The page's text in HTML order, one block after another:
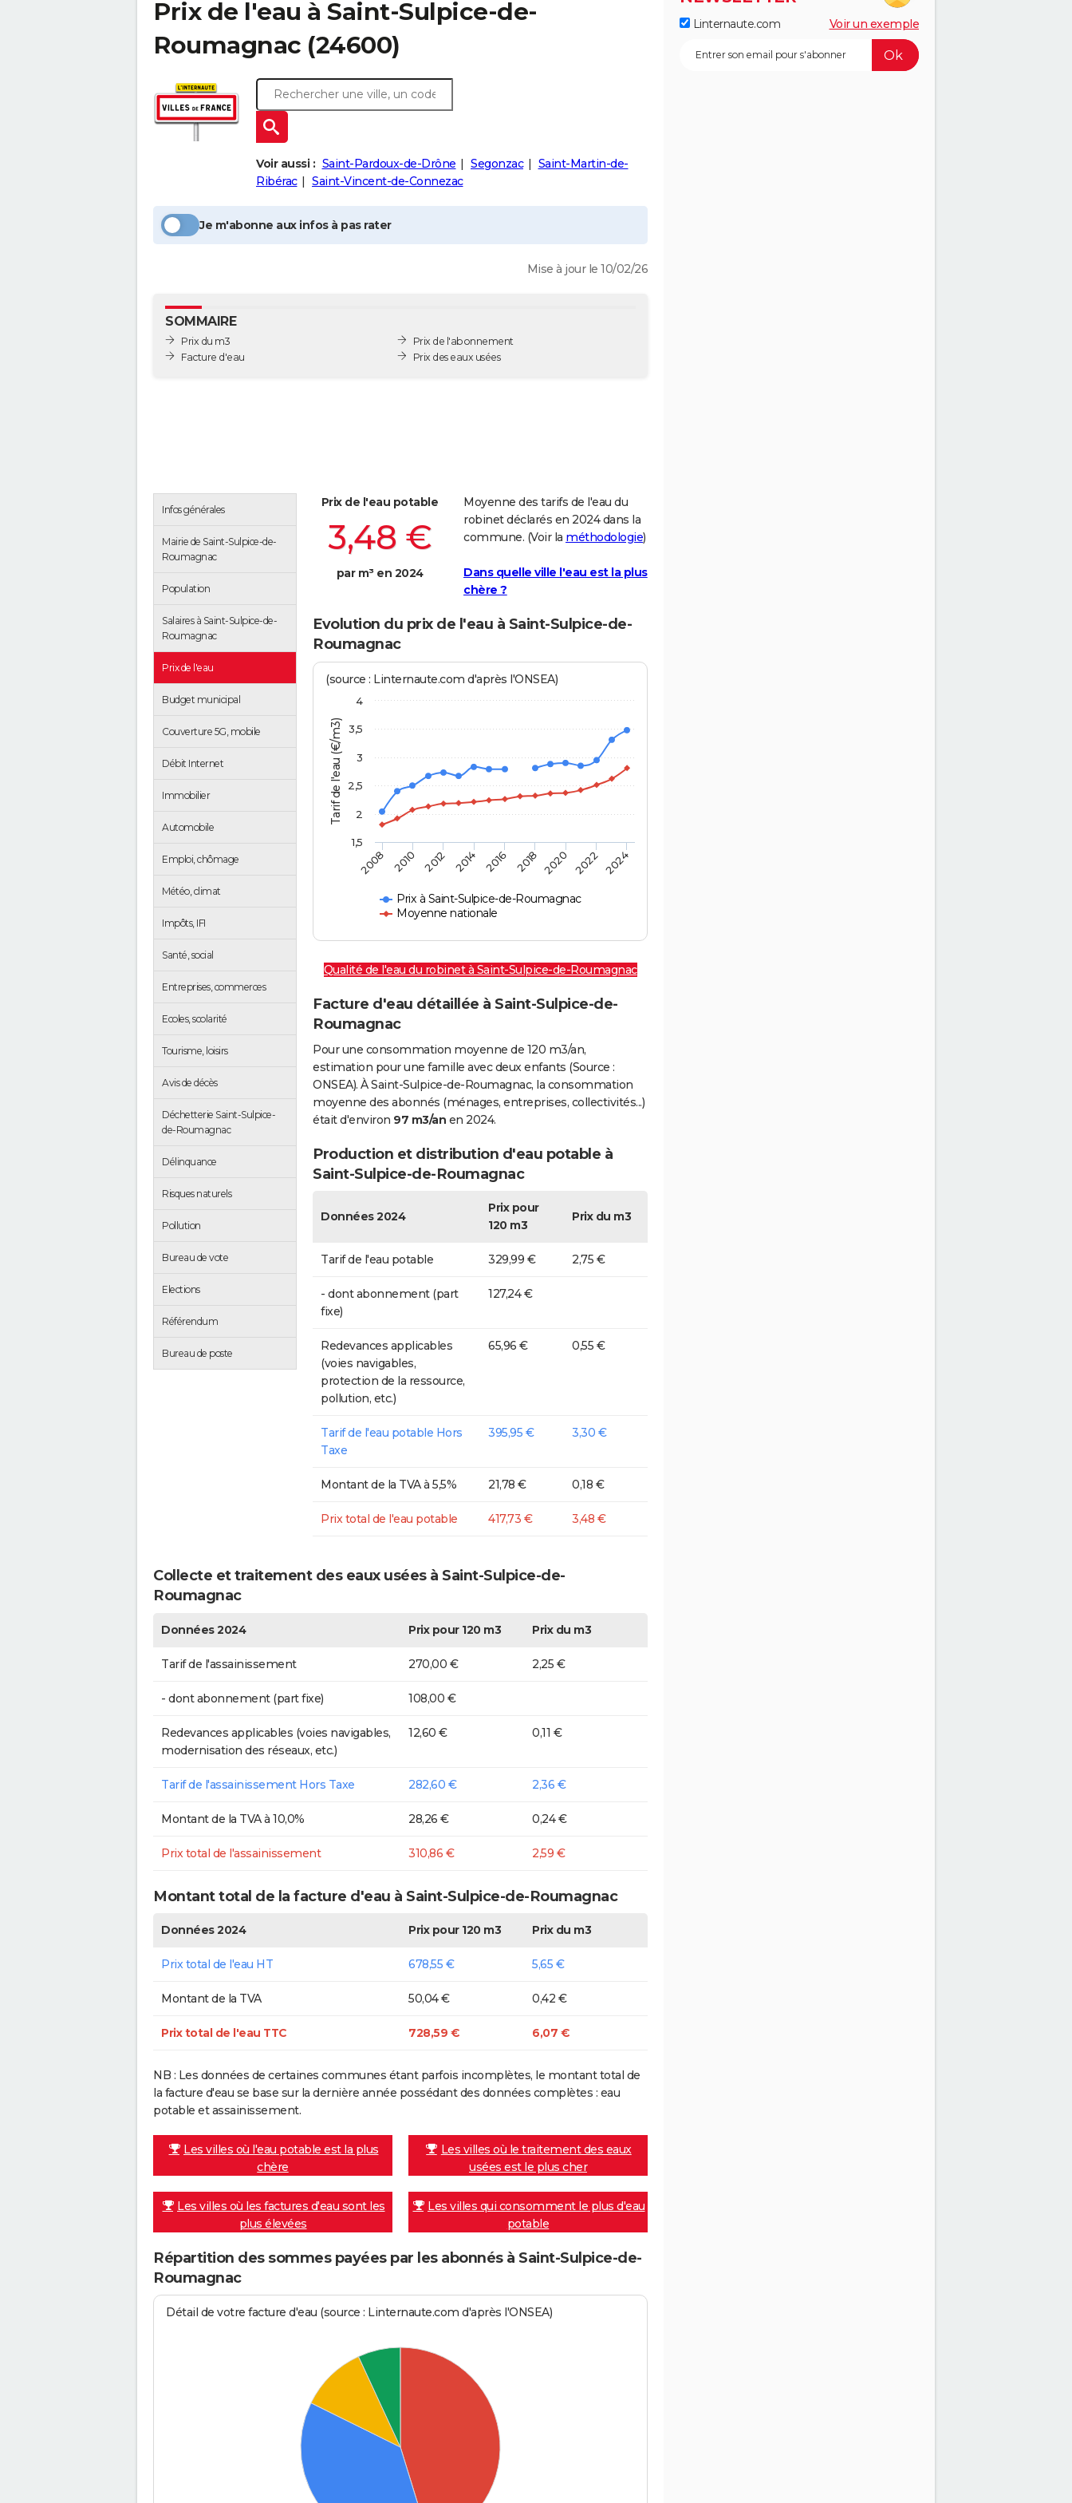
Prix de l'eau à Saint-Sulpice-de-
Roumagnac (24600)
Voir aussi : Saint-Pardoux-de-Drône Segonzac
Saint-Martin-de-
Ribérac
Saint-Vincent-de-Connezac
Je m'abonne aux infos à pas rater
Mise à jour le 10/02/26
SOMMAIRE
Prix du m3
Facture d'eau
Prix de l'abonnement
Prix des eaux usées
Infos générales
Mairie de Saint-Sulpice-de-
Roumagnac
Population
Salaires à Saint-Sulpice-de-
Roumagnac
Prix de l'eau
Budget municipal
Couverture 5G, mobile
Débit Internet
Immobilier
Automobile
Emploi, chômage
Météo, climat
Impôts, IFI
Santé, social
Entreprises, commerces
Ecoles, scolarité
Tourisme, loisirs
Avis de décès
Déchetterie Saint-Sulpice-
de-Roumagnac
Délinquance
Risques naturels
Pollution
Bureau de vote
Elections
Référendum
Bureau de poste
Prix de l'eau potable
3,48 €
par m³ en 2024
Moyenne des tarifs de l'eau du
robinet déclarés en 2024 dans la
commune. (Voir la méthodologie)
Dans quelle ville l'eau est la plus
chère ?
Evolution du prix de l'eau à Saint-Sulpice-de-
Roumagnac
Tarif de l'eau (€/m3)
(source : Linternaute.com d'après l'ONSEA)
Prix à Saint-Sulpice-de-Roumagnac
Moyenne nationale
2008 2010 2012 2014 2016 2018 2020 2022 2024
1,5
2
2,5
3
3,5
4
Qualité de l'eau du robinet à Saint-Sulpice-de-Roumagnac
Facture d'eau détaillée à Saint-Sulpice-de-
Roumagnac
Pour une consommation moyenne de 120 m3/an,
estimation pour une famille avec deux enfants (Source :
ONSEA). À Saint-Sulpice-de-Roumagnac, la consommation
moyenne des abonnés (ménages, entreprises, collectivités...)
était d'environ 97 m3/an en 2024.
Production et distribution d'eau potable à
Saint-Sulpice-de-Roumagnac
Données 2024
Prix pour
120 m3
Prix du m3
Tarif de l'eau potable 329,99 € 2,75 €
- dont abonnement (part
fixe)
127,24 €
Redevances applicables
(voies navigables,
protection de la ressource,
pollution, etc.)
65,96 € 0,55 €
Tarif de l'eau potable Hors
Taxe
395,95 € 3,30 €
Montant de la TVA à 5,5% 21,78 € 0,18 €
Prix total de l'eau potable 417,73 € 3,48 €
Collecte et traitement des eaux usées à Saint-Sulpice-de-
Roumagnac
Données 2024 Prix pour 120 m3 Prix du m3
Tarif de l'assainissement 270,00 € 2,25 €
- dont abonnement (part fixe) 108,00 €
Redevances applicables (voies navigables,
modernisation des réseaux, etc.)
12,60 € 0,11 €
Tarif de l'assainissement Hors Taxe 282,60 € 2,36 €
Montant de la TVA à 10,0% 28,26 € 0,24 €
Prix total de l'assainissement 310,86 € 2,59 €
Montant total de la facture d'eau à Saint-Sulpice-de-Roumagnac
Données 2024 Prix pour 120 m3 Prix du m3
Prix total de l'eau HT 678,55 € 5,65 €
Montant de la TVA 50,04 € 0,42 €
Prix total de l'eau TTC 728,59 € 6,07 €
NB : Les données de certaines communes étant parfois incomplètes, le montant total de
la facture d'eau se base sur la dernière année possédant des données complètes : eau
potable et assainissement.
Les villes où l'eau potable est la plus
chère
Les villes où le traitement des eaux
usées est le plus cher
Les villes où les factures d'eau sont les
plus élevées
Les villes qui consomment le plus d'eau
potable
Répartition des sommes payées par les abonnés à Saint-Sulpice-de-
Roumagnac
Détail de votre facture d'eau (source : Linternaute.com d'après l'ONSEA)
Linternaute.com Voir un exemple